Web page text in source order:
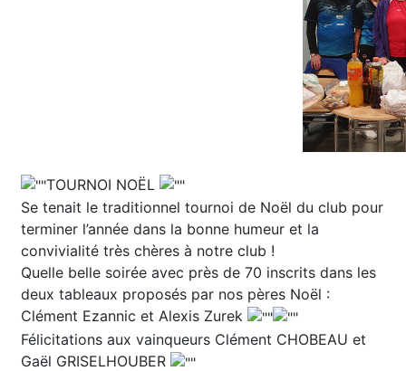
TOURNOI NOËL
Se tenait le traditionnel tournoi de Noël du club pour
terminer l’année dans la bonne humeur et la
convivialité très chères à notre club !
Quelle belle soirée avec près de 70 inscrits dans les
deux tableaux proposés par nos pères Noël :
Clément Ezannic et Alexis Zurek
Félicitations aux vainqueurs Clément CHOBEAU et
Gaël GRISELHOUBER